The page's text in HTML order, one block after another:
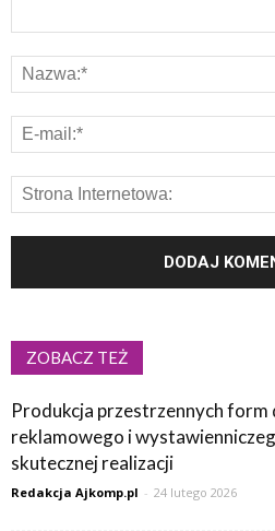
ZOBACZ TEŻ
Produkcja przestrzennych form
reklamowego i
skutecznej realizacji
Redakcja Ajkomp.pl - 24 lutego 2026